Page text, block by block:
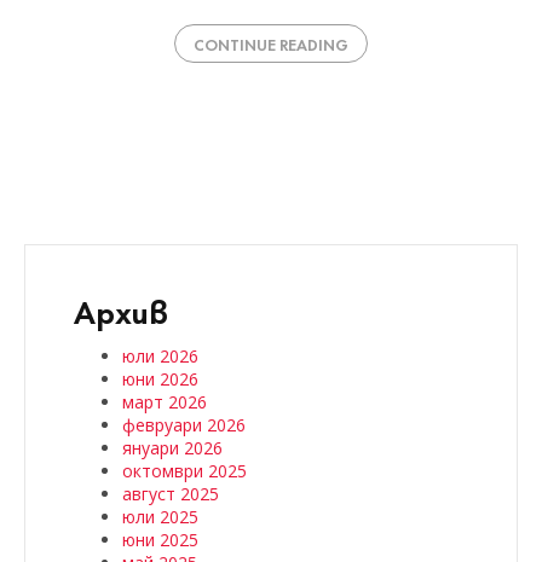
CONTINUE READING
Архив
юли 2026
юни 2026
март 2026
февруари 2026
януари 2026
октомври 2025
август 2025
юли 2025
юни 2025